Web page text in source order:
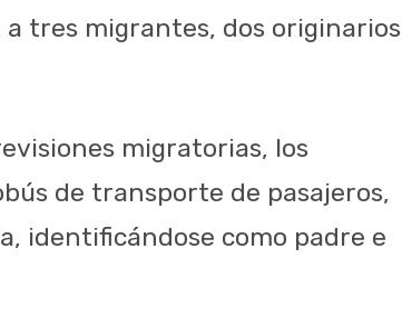
a tres migrantes, dos originarios
migratorias, los
de transporte de pasajeros,
identificándose como padre e